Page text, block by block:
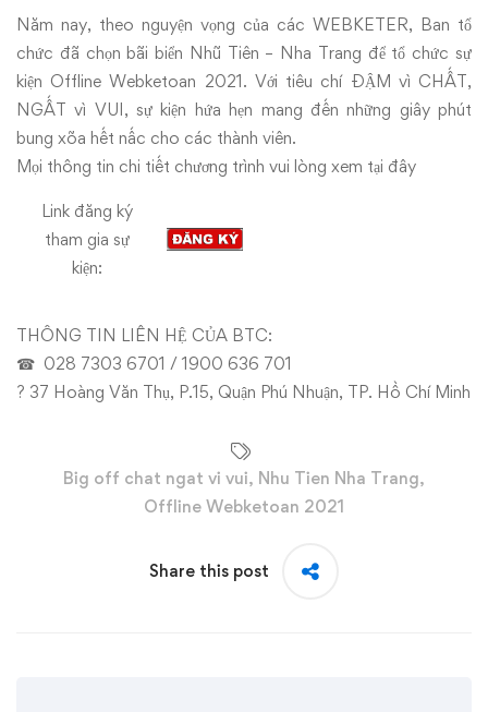
Năm nay, theo nguyện vọng của các WEBKETER, Ban tổ
chức đã chọn bãi biển Nhũ Tiên – Nha Trang để tổ chức sự
kiện Offline Webketoan 2021. Với tiêu chí ĐẬM vì CHẤT,
NGẤT vì VUI, sự kiện hứa hẹn mang đến những giây phút
bung xõa hết nấc cho các thành viên.
Mọi thông tin chi tiết chương trình vui lòng xem tại đây
Link đăng ký
tham gia sự
kiện:
THÔNG TIN LIÊN HỆ CỦA BTC:
☎ 028 7303 6701 / 1900 636 701
? 37 Hoàng Văn Thụ, P.15, Quận Phú Nhuận, TP. Hồ Chí Minh
Big off chat ngat vi vui, Nhu Tien Nha Trang,
Offline Webketoan 2021
Share this post